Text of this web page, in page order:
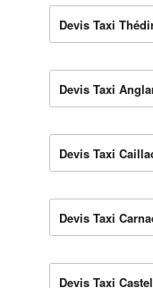
Devis Taxi
Devis Taxi
Devis Taxi
Devis Taxi
Devis Taxi